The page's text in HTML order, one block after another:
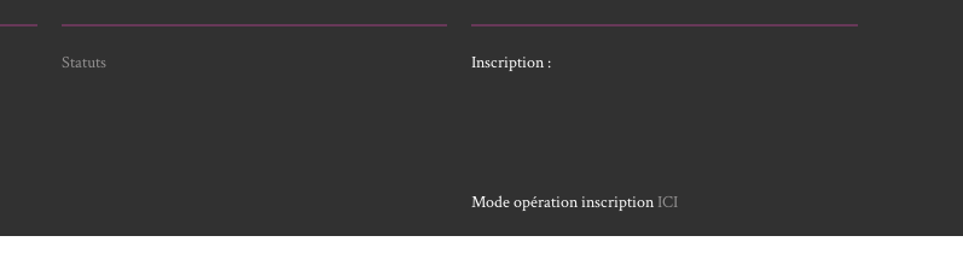
Statuts Inscription :
Mode opération inscription ICI